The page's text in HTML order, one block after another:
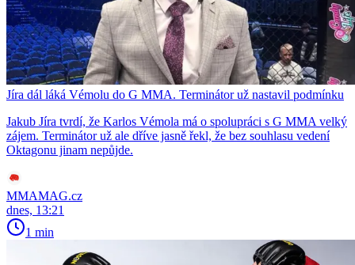
Jíra dál láká Vémolu do G MMA. Terminátor už nastavil podmínku
Jakub Jíra tvrdí, že Karlos Vémola má o spolupráci s G MMA velký
zájem. Terminátor už ale dříve jasně řekl, že bez souhlasu vedení
Oktagonu jinam nepůjde.
MMAMAG.cz
dnes, 13:21
1 min